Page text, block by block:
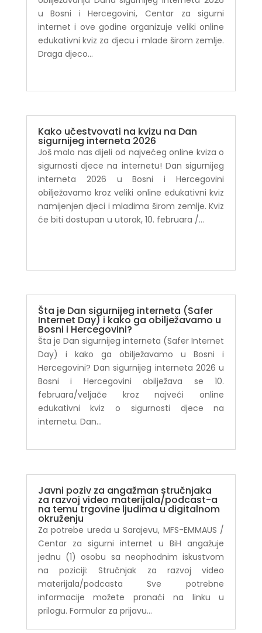
u Bosni i Hercegovini, Centar za sigurni
internet i ove godine organizuje veliki online
edukativni kviz za djecu i mlade širom zemlje.
Draga djeco...
Kako učestvovati na kvizu na Dan
sigurnijeg interneta 2026
Još malo nas dijeli od najvećeg online kviza o
sigurnosti djece na internetu! Dan sigurnijeg
interneta 2026 u Bosni i Hercegovini
obilježavamo kroz veliki online edukativni kviz
namijenjen djeci i mladima širom zemlje. Kviz
će biti dostupan u utorak, 10. februara /...
Šta je Dan sigurnijeg interneta (Safer
Internet Day) i kako ga obilježavamo u
Bosni i Hercegovini?
Šta je Dan sigurnijeg interneta (Safer Internet
Day) i kako ga obilježavamo u Bosni i
Hercegovini? Dan sigurnijeg interneta 2026 u
Bosni i Hercegovini obilježava se 10.
februara/veljače kroz najveći online
edukativni kviz o sigurnosti djece na
internetu. Dan...
Javni poziv za angažman stručnjaka
za razvoj video materijala/podcast-a
na temu trgovine ljudima u digitalnom
okruženju
Za potrebe ureda u Sarajevu, MFS-EMMAUS /
Centar za sigurni internet u BiH angažuje
jednu (1) osobu sa neophodnim iskustvom
na poziciji: Stručnjak za razvoj video
materijala/podcasta Sve potrebne
informacije možete pronaći na linku u
prilogu. Formular za prijavu...